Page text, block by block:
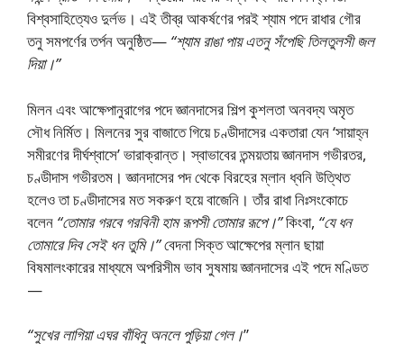
বিশ্বসাহিত্যেও দুর্লভ। এই তীব্র আকর্ষণের পরই শ্যাম পদে রাধার গৌর
তনু সমপর্ণের তর্পন অনুষ্ঠিত— “শ্যাম রাঙা পায় এতনু সঁপেছি তিলতুলসী জল
দিয়া।”
মিলন এবং আক্ষেপানুরাগের পদে জ্ঞানদাসের শিল্প কুশলতা অনবদ্য অমৃত
সৌধ নির্মিত। মিলনের সুর বাজাতে গিয়ে চণ্ডীদাসের একতারা যেন ‘সায়াহ্ন
সমীরণের দীর্ঘশ্বাসে’ ভারাক্রান্ত। স্বাভাবের তন্ময়তায় জ্ঞানদাস গভীরতর,
চণ্ডীদাস গভীরতম। জ্ঞানদাসের পদ থেকে বিরহের ম্লান ধ্বনি উত্থিত
হলেও তা চণ্ডীদাসের মত সকরুণ হয়ে বাজেনি। তাঁর রাধা নিঃসংকোচে
বলেন “তোমার গরবে গরবিনী হাম রূপসী তোমার রূপে।”কিংবা, “যে ধন
তোমারে দিব সেই ধন তুমি।”বেদনা সিক্ত আক্ষেপের ম্লান ছায়া
বিষমালংকারের মাধ্যমে অপরিসীম ভাব সুষমায় জ্ঞানদাসের এই পদে মণ্ডিত
—
“সুখের লাগিয়া এঘর বাঁধিনু অনলে পুড়িয়া গেল।”